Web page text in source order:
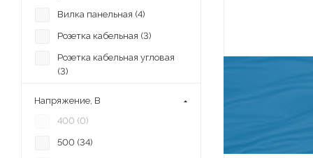
Вилка панельная (4)
Розетка кабельная (3)
Розетка кабельная угловая
(3)
Розетка межкабельная
Напряжение, В
400 (0)
500 (34)